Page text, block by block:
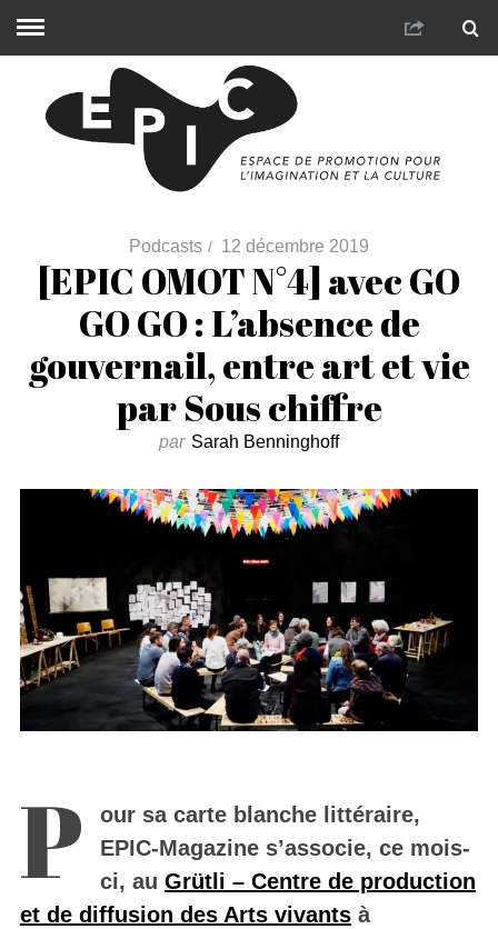
Podcasts 12 décembre 2019
[EPIC OMOT N°4] avec GO
GO GO : L’absence de
gouvernail, entre art et vie
par Sous chiffre
par Sarah Benninghoff
P
our sa carte blanche littéraire,
EPIC-Magazine s’associe, ce mois-
ci, au Grütli – Centre de production
et de diffusion des Arts vivantsà